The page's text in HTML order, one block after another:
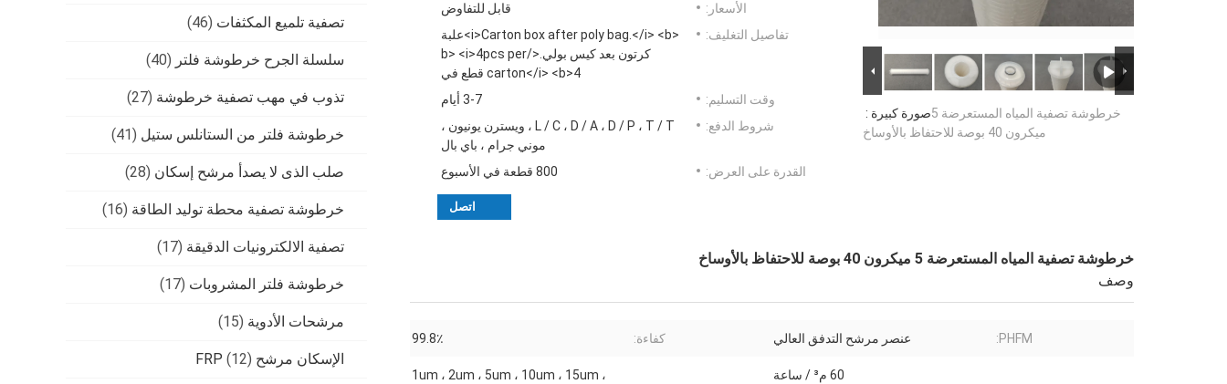
تصفية تلميع المكثفات (46)
سلسلة الجرح خرطوشة فلتر (40)
تذوب في مهب تصفية خرطوشة (27)
خرطوشة فلتر من الستانلس ستيل (41)
صلب الذى لا يصدأ مرشح إسكان (28)
خرطوشة تصفية محطة توليد الطاقة (16)
تصفية الالكترونيات الدقيقة (17)
خرطوشة فلتر المشروبات (17)
مرشحات الأدوية (15)
الإسكان مرشح FRP (12)
صورة كبيرة :خرطوشة تصفية المياه المستعرضة 5
ميكرون 40 بوصة للاحتفاظ بالأوساخ
الأسعار:
قابل للتفاوض
تفاصيل التغليف:
<i>Carton box after poly bag.</i> <b>علبة
كرتون بعد كيس بولي.</b> <i>4pcs per
carton</i> <b>4 قطع في
وقت التسليم:
3-7 أيام
شروط الدفع:
L / C ، D / A ، D / P ، T / T ، ويسترن يونيون ،
موني جرام ، باي بال
القدرة على العرض:
800 قطعة في الأسبوع
اتصل
خرطوشة تصفية المياه المستعرضة 5 ميكرون 40 بوصة للاحتفاظ بالأوساخ
وصف
PHFM: عنصر مرشح التدفق العالي كفاءة: 99.8٪
60 م³ / ساعة
1um ، 2um ، 5um ، 10um ، 15um ،